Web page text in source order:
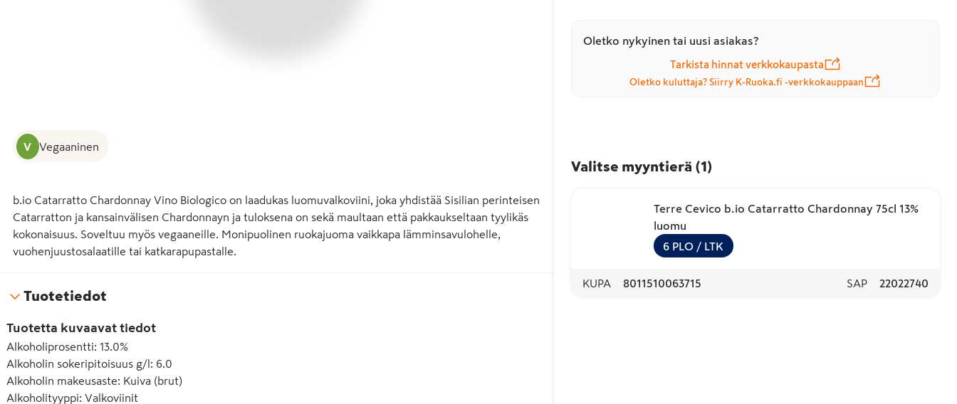
V Vegaaninen
b.io Catarratto Chardonnay Vino Biologico on laadukas luomuvalkoviini, joka yhdistää Sisilian perinteisen
Catarratton ja kansainvälisen Chardonnayn ja tuloksena on sekä maultaan että pakkaukseltaan tyylikäs
kokonaisuus. Soveltuu myös vegaaneille. Monipuolinen ruokajuoma vaikkapa lämminsavulohelle,
vuohenjuustosalaatille tai katkarapupastalle.
Tuotetiedot
Tuotetta kuvaavat tiedot
Alkoholiprosentti: 13.0%
Alkoholin sokeripitoisuus g/l: 6.0
Alkoholin makeusaste: Kuiva (brut)
Alkoholityyppi: Valkoviinit
Oletko nykyinen tai uusi asiakas?
Tarkista hinnat verkkokaupasta
Oletko kuluttaja? Siirry K-Ruoka.fi -verkkokauppaan
Valitse myyntierä (1 )
Terre Cevico b.io Catarratto Chardonnay 75cl 13%
luomu
6 PLO / LTK
KUPA 8011510063715 SAP 22022740